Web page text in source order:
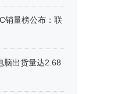
销量榜公布：联
脑出货量达2.68